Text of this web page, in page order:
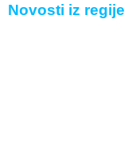
Novosti iz regije